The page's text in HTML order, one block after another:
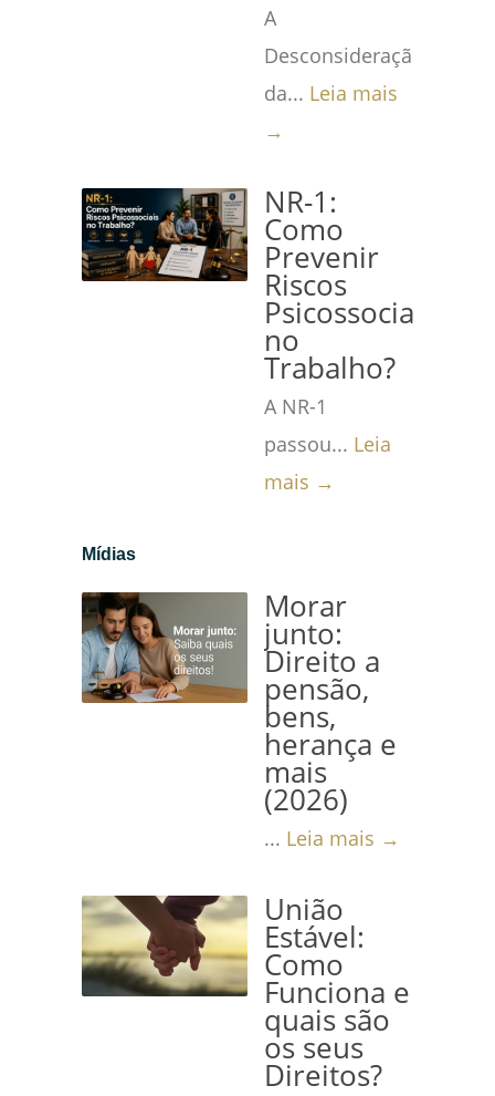
A
Desconsideração
da... Leia mais
→
NR-1:
Como
Prevenir
Riscos
Psicossociais
no
Trabalho?
A NR-1
passou... Leia
mais →
Mídias
Morar
junto:
Direito a
pensão,
bens,
herança e
mais
(2026)
... Leia mais →
União
Estável:
Como
Funciona e
quais são
os seus
Direitos?